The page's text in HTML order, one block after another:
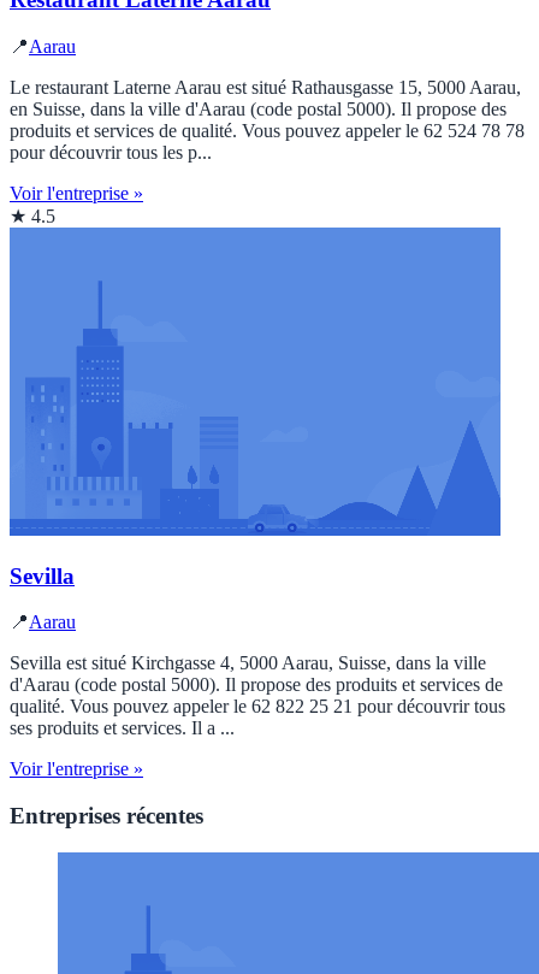
📍Aarau
Le restaurant Laterne Aarau est situé Rathausgasse 15, 5000 Aarau,
en Suisse, dans la ville d'Aarau (code postal 5000). Il propose des
produits et services de qualité. Vous pouvez appeler le 62 524 78 78
pour découvrir tous les p...
Voir l'entreprise »
★ 4.5
Sevilla
📍Aarau
Sevilla est situé Kirchgasse 4, 5000 Aarau, Suisse, dans la ville
d'Aarau (code postal 5000). Il propose des produits et services de
qualité. Vous pouvez appeler le 62 822 25 21 pour découvrir tous
ses produits et services. Il a ...
Voir l'entreprise »
Entreprises récentes